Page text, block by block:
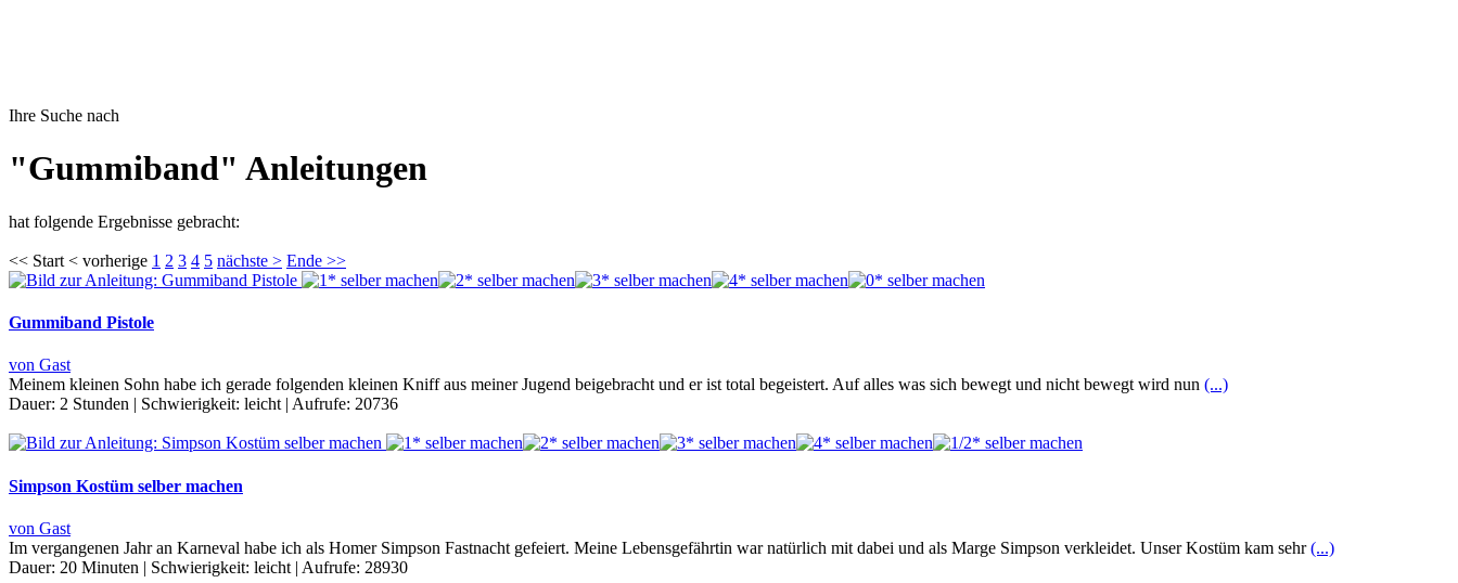
Ihre Suche nach
"Gummiband" Anleitungen
hat folgende Ergebnisse gebracht:
<< Start < vorherige 1 2 3 4 5 nächste > Ende >>
Gummiband Pistole
von Gast
Meinem kleinen Sohn habe ich gerade folgenden kleinen Kniff aus meiner Jugend beigebracht und er ist total begeistert. Auf alles was sich bewegt und nicht bewegt wird nun (...)
Dauer: 2 Stunden | Schwierigkeit: leicht | Aufrufe: 20736
Simpson Kostüm selber machen
von Gast
Im vergangenen Jahr an Karneval habe ich als Homer Simpson Fastnacht gefeiert. Meine Lebensgefährtin war natürlich mit dabei und als Marge Simpson verkleidet. Unser Kostüm kam sehr(...)
Dauer: 20 Minuten | Schwierigkeit: leicht | Aufrufe: 28930